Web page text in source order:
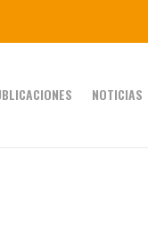
NOTICIAS